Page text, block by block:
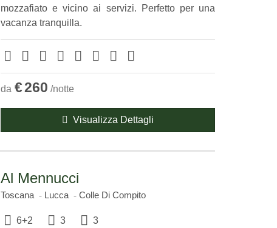
mozzafiato e vicino ai servizi. Perfetto per una
vacanza tranquilla.
da €260 /notte
Visualizza Dettagli
Al Mennucci
Toscana Lucca Colle Di Compito
6+2 3 3